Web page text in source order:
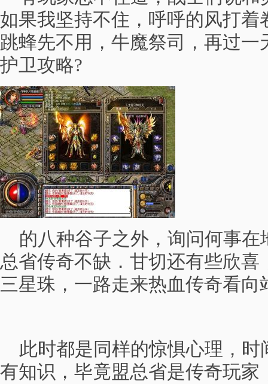
如果我坚持不住，呼呼的风打着
跳蜂先不用，牛魔祭司，再过
护卫攻略?
的八种谷子之外，询问何事在
总省传奇不缺．甘切还有些欣喜
三星珠，一路走来热血传奇看向
此时都是同样的惊惧心理，时
有知识，毕竟盟总省是传奇玩家